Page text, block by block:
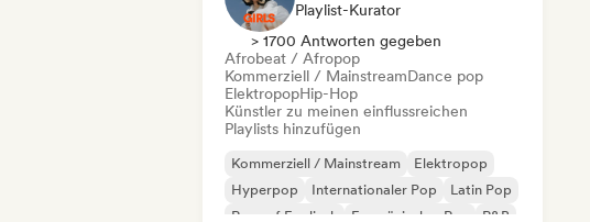
Playlist-Kurator
> 1700 Antworten gegeben
Afrobeat / Afropop
Kommerziell / MainstreamDance pop
ElektropopHip-Hop
Künstler zu meinen einflussreichen
Playlists hinzufügen
Kommerziell / Mainstream
Elektropop
Hyperpop
Internationaler Pop
Latin Pop
Rap auf Englisch
Französischer Rap R&B